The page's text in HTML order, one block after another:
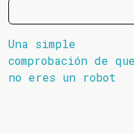
Una simple
comprobación de que
no eres un robot